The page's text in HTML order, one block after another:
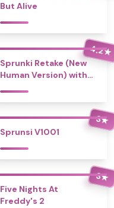
But Alive
4.2★
Sprunki Retake (New
Human Version) with
3★
Sprunsi V1001
3★
Five Nights At
Freddy's 2